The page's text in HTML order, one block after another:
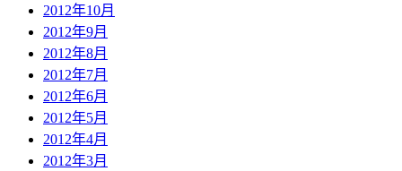
2012年10月
2012年9月
2012年8月
2012年7月
2012年6月
2012年5月
2012年4月
2012年3月